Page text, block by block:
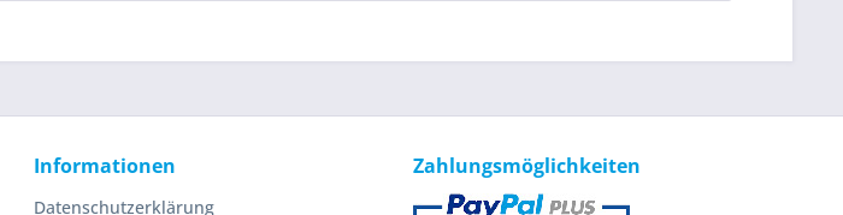
Informationen
Datenschutzerklärung
Zahlungsmöglichkeiten